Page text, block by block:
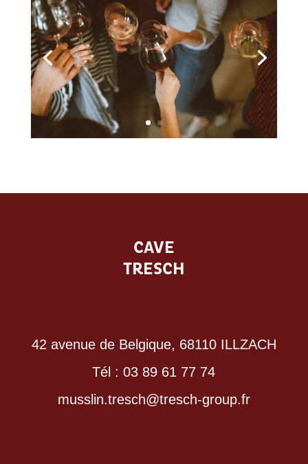
CAVE
TRESCH
42 avenue de Belgique, 68110 ILLZACH
Tél : 03 89 61 77 74
musslin.tresch@tresch-group.fr